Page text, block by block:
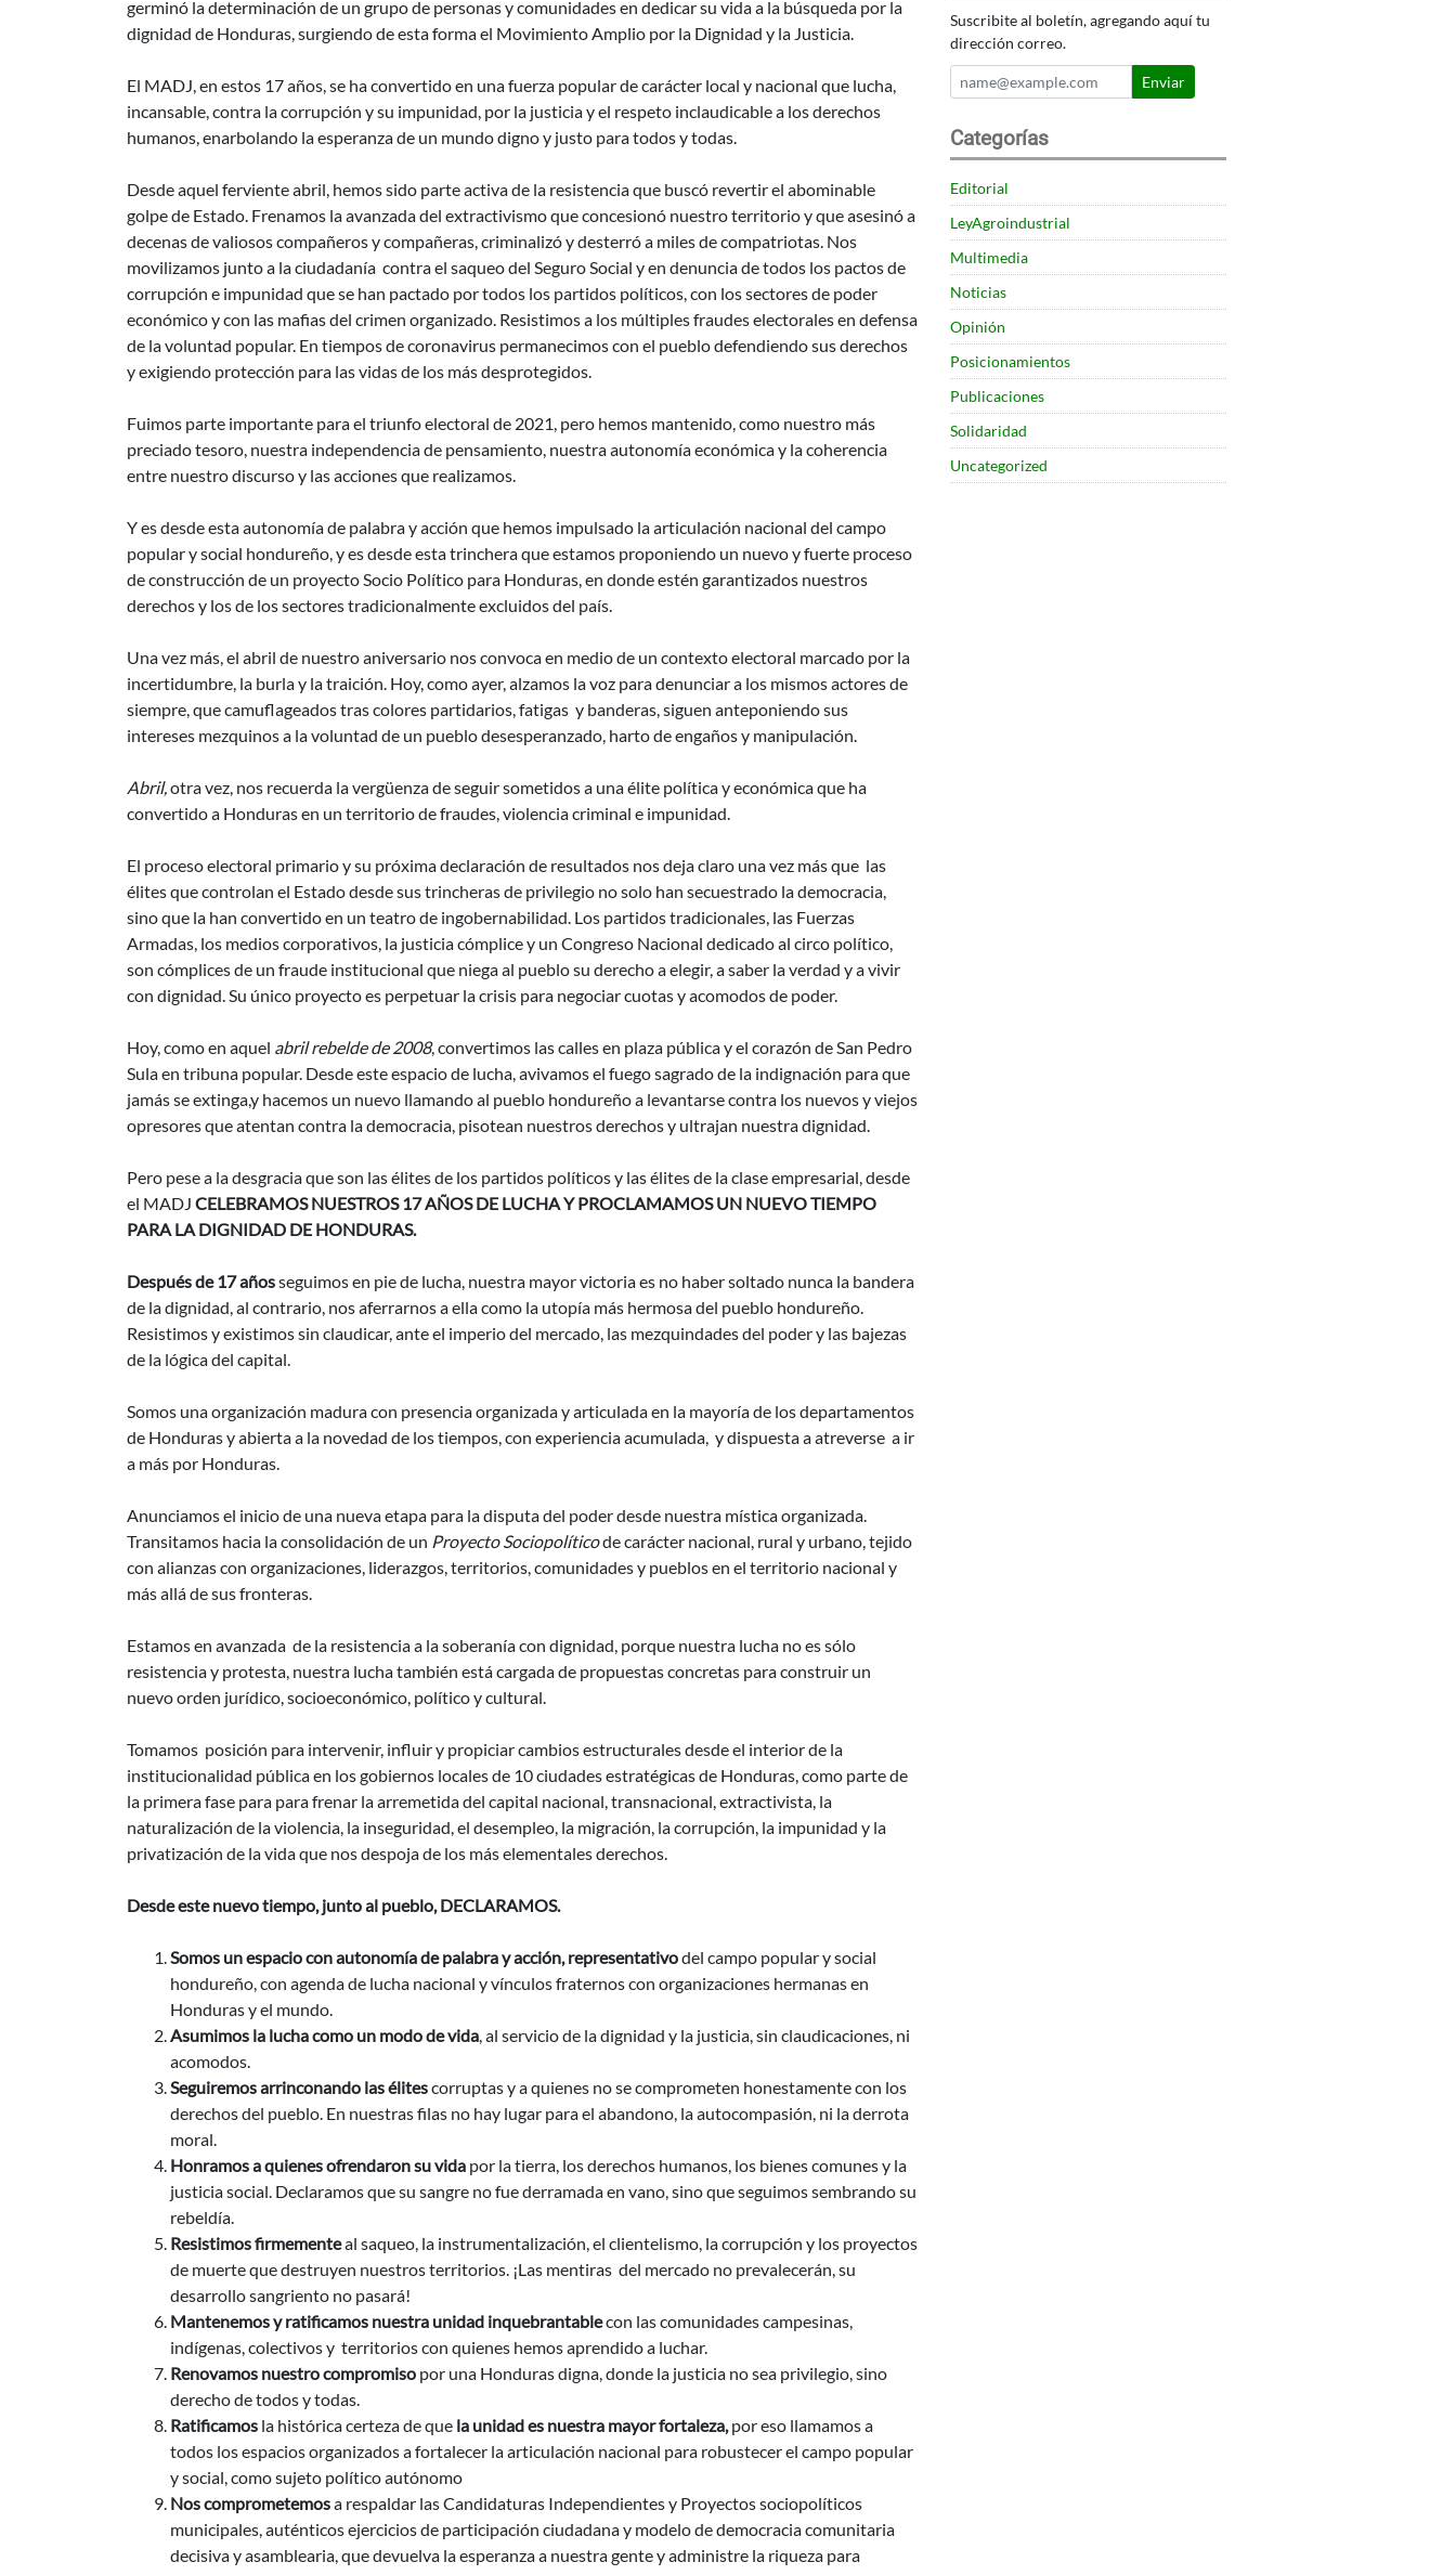
germinó la determinación de un grupo de personas y comunidades en dedicar su vida a la búsqueda por la
dignidad de Honduras, surgiendo de esta forma el Movimiento Amplio por la Dignidad y la Justicia.
El MADJ, en estos 17 años, se ha convertido en una fuerza popular de carácter local y nacional que lucha,
incansable, contra la corrupción y su impunidad, por la justicia y el respeto inclaudicable a los derechos
humanos, enarbolando la esperanza de un mundo digno y justo para todos y todas.
Desde aquel ferviente abril, hemos sido parte activa de la resistencia que buscó revertir el abominable
golpe de Estado. Frenamos la avanzada del extractivismo que concesionó nuestro territorio y que asesinó a
decenas de valiosos compañeros y compañeras, criminalizó y desterró a miles de compatriotas. Nos
movilizamos junto a la ciudadanía contra el saqueo del Seguro Social y en denuncia de todos los pactos de
corrupción e impunidad que se han pactado por todos los partidos políticos, con los sectores de poder
económico y con las mafias del crimen organizado. Resistimos a los múltiples fraudes electorales en defensa
de la voluntad popular. En tiempos de coronavirus permanecimos con el pueblo defendiendo sus derechos
y exigiendo protección para las vidas de los más desprotegidos.
Fuimos parte importante para el triunfo electoral de 2021, pero hemos mantenido, como nuestro más
preciado tesoro, nuestra independencia de pensamiento, nuestra autonomía económica y la coherencia
entre nuestro discurso y las acciones que realizamos.
Y es desde esta autonomía de palabra y acción que hemos impulsado la articulación nacional del campo
popular y social hondureño, y es desde esta trinchera que estamos proponiendo un nuevo y fuerte proceso
de construcción de un proyecto Socio Político para Honduras, en donde estén garantizados nuestros
derechos y los de los sectores tradicionalmente excluidos del país.
Una vez más, el abril de nuestro aniversario nos convoca en medio de un contexto electoral marcado por la
incertidumbre, la burla y la traición. Hoy, como ayer, alzamos la voz para denunciar a los mismos actores de
siempre, que camuflageados tras colores partidarios, fatigas y banderas, siguen anteponiendo sus
intereses mezquinos a la voluntad de un pueblo desesperanzado, harto de engaños y manipulación.
Abril,otra vez, nos recuerda la vergüenza de seguir sometidos a una élite política y económica que ha
convertido a Honduras en un territorio de fraudes, violencia criminal e impunidad.
El proceso electoral primario y su próxima declaración de resultados nos deja claro una vez más que las
élites que controlan el Estado desde sus trincheras de privilegio no solo han secuestrado la democracia,
sino que la han convertido en un teatro de ingobernabilidad. Los partidos tradicionales, las Fuerzas
Armadas, los medios corporativos, la justicia cómplice y un Congreso Nacional dedicado al circo político,
son cómplices de un fraude institucional que niega al pueblo su derecho a elegir, a saber la verdad y a vivir
con dignidad. Su único proyecto es perpetuar la crisis para negociar cuotas y acomodos de poder.
Hoy, como en aquel abril rebelde de 2008, convertimos las calles en plaza pública y el corazón de San Pedro
Sula en tribuna popular. Desde este espacio de lucha, avivamos el fuego sagrado de la indignación para que
jamás se extinga,y hacemos un nuevo llamando al pueblo hondureño a levantarse contra los nuevos y viejos
opresores que atentan contra la democracia, pisotean nuestros derechos y ultrajan nuestra dignidad.
Pero pese a la desgracia que son las élites de los partidos políticos y las élites de la clase empresarial, desde
el MADJ CELEBRAMOS NUESTROS 17 AÑOS DE LUCHA Y PROCLAMAMOS UN NUEVO TIEMPO
PARA LA DIGNIDAD DE HONDURAS.
Después de 17 añosseguimos en pie de lucha, nuestra mayor victoria es no haber soltado nunca la bandera
de la dignidad, al contrario, nos aferrarnos a ella como la utopía más hermosa del pueblo hondureño.
Resistimos y existimos sin claudicar, ante el imperio del mercado, las mezquindades del poder y las bajezas
de la lógica del capital.
Somos una organización madura con presencia organizada y articulada en la mayoría de los departamentos
de Honduras y abierta a la novedad de los tiempos, con experiencia acumulada, y dispuesta a atreverse a ir
a más por Honduras.
Anunciamos el inicio de una nueva etapa para la disputa del poder desde nuestra mística organizada.
Transitamos hacia la consolidación de un Proyecto Sociopolíticode carácter nacional, rural y urbano, tejido
con alianzas con organizaciones, liderazgos, territorios, comunidades y pueblos en el territorio nacional y
más allá de sus fronteras.
Estamos en avanzada de la resistencia a la soberanía con dignidad, porque nuestra lucha no es sólo
resistencia y protesta, nuestra lucha también está cargada de propuestas concretas para construir un
nuevo orden jurídico, socioeconómico, político y cultural.
Tomamos posición para intervenir, influir y propiciar cambios estructurales desde el interior de la
institucionalidad pública en los gobiernos locales de 10 ciudades estratégicas de Honduras, como parte de
la primera fase para para frenar la arremetida del capital nacional, transnacional, extractivista, la
naturalización de la violencia, la inseguridad, el desempleo, la migración, la corrupción, la impunidad y la
privatización de la vida que nos despoja de los más elementales derechos.
Desde este nuevo tiempo, junto al pueblo, DECLARAMOS.
Somos un espacio con autonomía de palabra y acción, representativodel campo popular y social
hondureño, con agenda de lucha nacional y vínculos fraternos con organizaciones hermanas en
Honduras y el mundo.
Asumimos la lucha como un modo de vida, al servicio de la dignidad y la justicia, sin claudicaciones, ni
acomodos.
Seguiremos arrinconando las élitescorruptas y a quienes no se comprometen honestamente con los
derechos del pueblo. En nuestras filas no hay lugar para el abandono, la autocompasión, ni la derrota
moral.
Honramos a quienes ofrendaron su vida por la tierra, los derechos humanos, los bienes comunes y la
justicia social. Declaramos que su sangre no fue derramada en vano, sino que seguimos sembrando su
rebeldía.
Resistimos firmementeal saqueo, la instrumentalización, el clientelismo, la corrupción y los proyectos
de muerte que destruyen nuestros territorios. ¡Las mentiras del mercado no prevalecerán, su
desarrollo sangriento no pasará!
Mantenemos y ratificamos nuestra unidad inquebrantablecon las comunidades campesinas,
indígenas, colectivos y territorios con quienes hemos aprendido a luchar.
Renovamos nuestro compromiso por una Honduras digna, donde la justicia no sea privilegio, sino
derecho de todos y todas.
Ratificamos la histórica certeza de que la unidad es nuestra mayor fortaleza,por eso llamamos a
todos los espacios organizados a fortalecer la articulación nacional para robustecer el campo popular
y social, como sujeto político autónomo
Nos comprometemosa respaldar las Candidaturas Independientes y Proyectos sociopolíticos
municipales, auténticos ejercicios de participación ciudadana y modelo de democracia comunitaria
decisiva y asamblearia, que devuelva la esperanza a nuestra gente y administre la riqueza para
Suscribite al boletín, agregando aquí tu
dirección correo.
Enviar
Categorías
Editorial
LeyAgroindustrial
Multimedia
Noticias
Opinión
Posicionamientos
Publicaciones
Solidaridad
Uncategorized